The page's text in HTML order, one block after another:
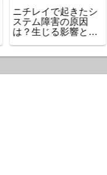
さと島の会費の高さ
に驚きの声？櫻井翔
のFC会費との比較も